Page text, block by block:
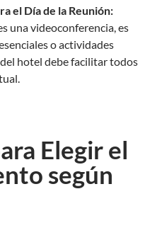
el Día de la Reunión:
una videoconferencia, es
o actividades
hotel debe facilitar todos
Elegir el
según